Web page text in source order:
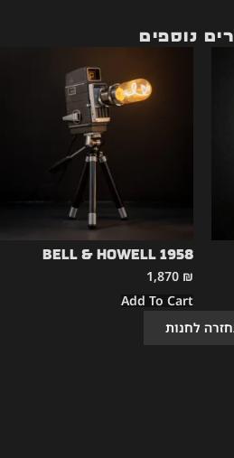
לחנות
Bell & Howell 1958
1,870 ₪
Add To Cart
נוספים